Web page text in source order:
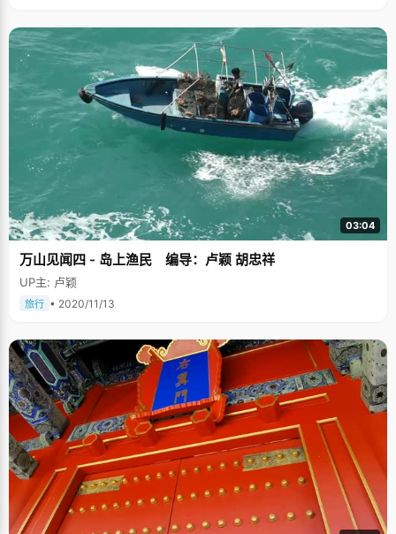
03:04
万山见闻四 - 岛上渔民 编导：卢颖 胡忠祥
UP主: 卢颖
旅行 • 2020/11/13